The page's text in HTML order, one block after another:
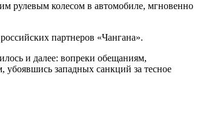
рулевым колесом в автомобиле, мгновенно
партнеров «Чангана».
и далее: вопреки обещаниям,
западных санкций за тесное